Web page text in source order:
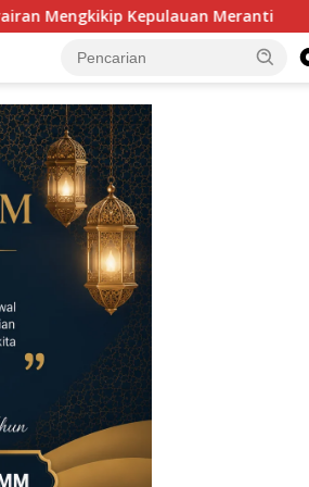
Perkuat Sinergitas, Danlanal Nias